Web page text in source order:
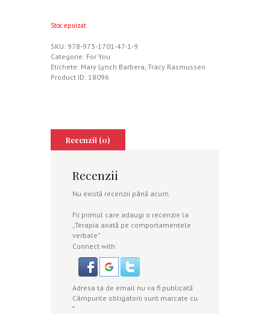
Stoc epuizat
SKU: 978-973-1701-47-1-9
Categorie: For You
Etichete: Mary Lynch Barbera Tracy Rasmussen
Product ID: 18096
Recenzii (0)
Recenzii
Nu există recenzii până acum.
Fii primul care adaugi o recenzie la
„Terapia axată pe comportamentele
verbale”
Connect with:
Adresa ta de email nu va fi publicată.
Câmpurile obligatorii sunt marcate cu
*